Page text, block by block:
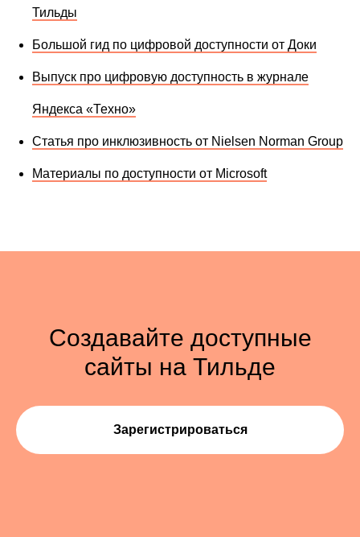
Тильды
Большой гид по цифровой доступности от Доки
Выпуск про цифровую доступность в журнале
Яндекса «Техно»
Статья про инклюзивность от Nielsen Norman Group
Материалы по доступности от Microsoft
Создавайте доступные
сайты на Тильде
Зарегистрироваться